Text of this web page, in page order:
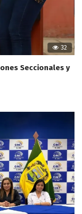
32
Seccionales y